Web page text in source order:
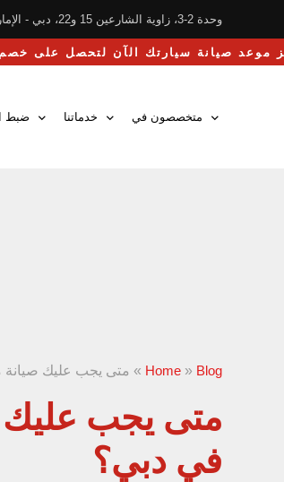
وحدة 2-3، زاوية الشارعين 15 و22، دبي - الإمارات العربية المتحدة
احجز موعد صيانة سيارتك الآن لتحصل على خصم 10%
Home » Blog
» متى يجب عليك
متى يجب عليك
في دبي؟